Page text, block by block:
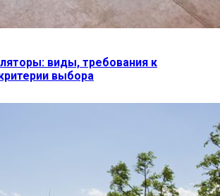
виды, требования к
выбора